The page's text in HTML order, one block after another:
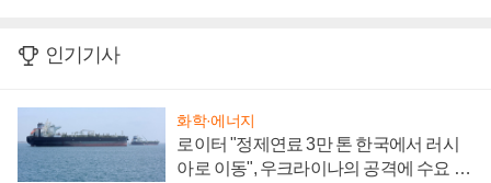
인기기사
화학·에너지
로이터 "정제연료 3만 톤 한국에서 러시
아로 이동", 우크라이나의 공격에 수요 늘